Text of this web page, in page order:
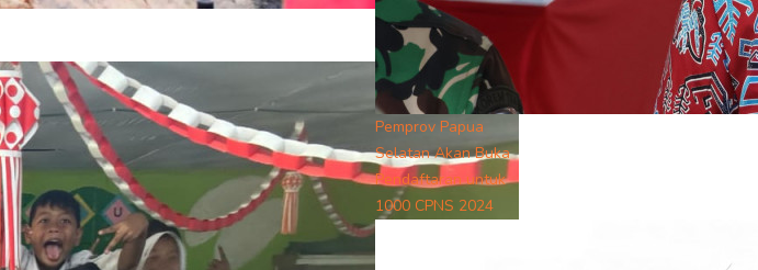
Pemprov Papua
Selatan Akan Buka
Pendaftaran untuk
1000 CPNS 2024